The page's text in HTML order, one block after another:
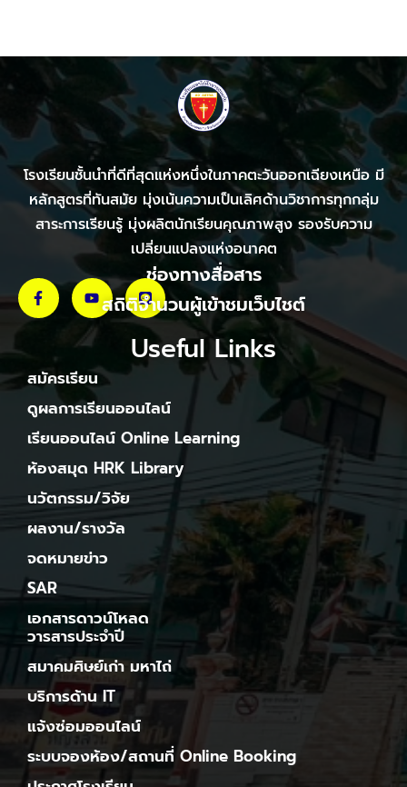
โรงเรียนชั้นนำที่ดีที่สุดแห่งหนึ่งในภาคตะวันออกเฉียงเหนือ มี
หลักสูตรที่ทันสมัย มุ่งเน้นความเป็นเลิศด้านวิชาการทุกกลุ่ม
สาระการเรียนรู้ มุ่งผลิตนักเรียนคุณภาพสูง รองรับความ
เปลี่ยนแปลงแห่งอนาคต
ช่องทางสื่อสาร
สถิติจำนวนผู้เข้าชมเว็บไชต์
Useful Links
สมัครเรียน
ดูผลการเรียนออนไลน์
เรียนออนไลน์ Online Learning
ห้องสมุด HRK Library
นวัตกรรม/วิจัย
ผลงาน/รางวัล
จดหมายข่าว
SAR
เอกสารดาวน์โหลด
วารสารประจำปี
สมาคมศิษย์เก่า มหาไถ่
บริการด้าน IT
แจ้งซ่อมออนไลน์
ระบบจองห้อง/สถานที่ Online Booking